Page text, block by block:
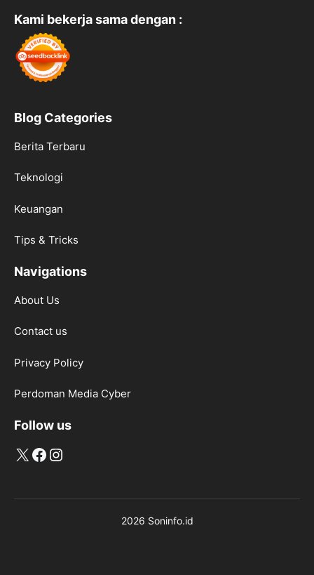
Kami bekerja sama dengan :
Blog Categories
Berita Terbaru
Teknologi
Keuangan
Tips & Tricks
Navigations
About Us
Contact us
Privacy Policy
Perdoman Media Cyber
Follow us
X Facebook
Instagram
2026 Soninfo.id